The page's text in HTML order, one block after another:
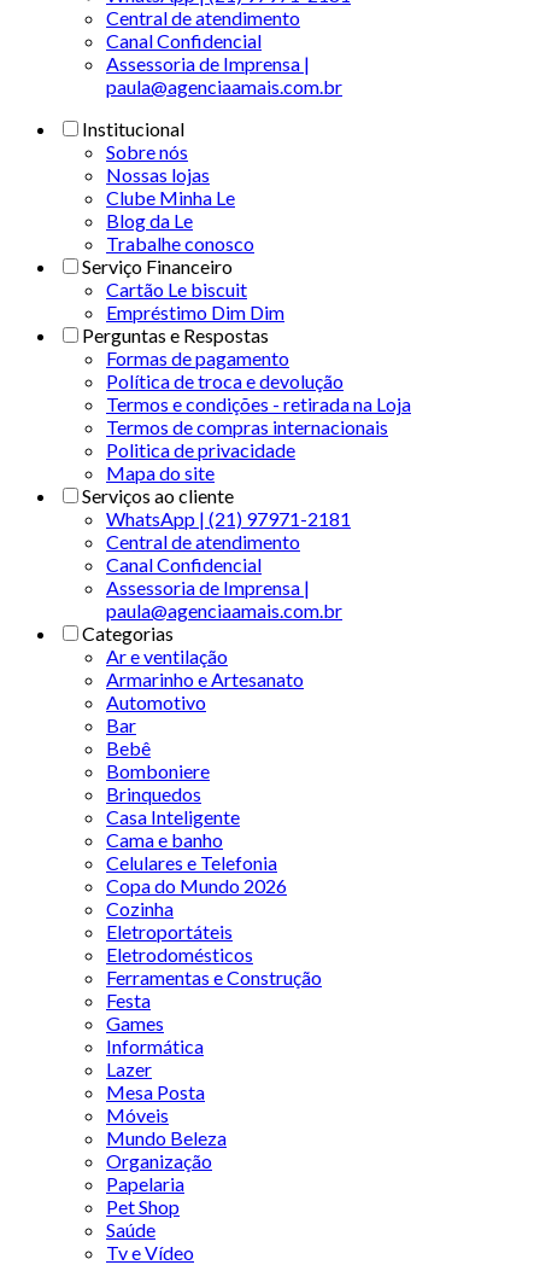
Central de atendimento
Canal Confidencial
Assessoria de Imprensa |
paula@agenciaamais.com.br
Institucional
Sobre nós
Nossas lojas
Clube Minha Le
Blog da Le
Trabalhe conosco
Serviço Financeiro
Cartão Le biscuit
Empréstimo Dim Dim
Perguntas e Respostas
Formas de pagamento
Política de troca e devolução
Termos e condições - retirada na Loja
Termos de compras internacionais
Politica de privacidade
Mapa do site
Serviços ao cliente
WhatsApp | (21) 97971-2181
Central de atendimento
Canal Confidencial
Assessoria de Imprensa |
paula@agenciaamais.com.br
Categorias
Ar e ventilação
Armarinho e Artesanato
Automotivo
Bar
Bebê
Bomboniere
Brinquedos
Casa Inteligente
Cama e banho
Celulares e Telefonia
Copa do Mundo 2026
Cozinha
Eletroportáteis
Eletrodomésticos
Ferramentas e Construção
Festa
Games
Informática
Lazer
Mesa Posta
Móveis
Mundo Beleza
Organização
Papelaria
Pet Shop
Saúde
Tv e Vídeo